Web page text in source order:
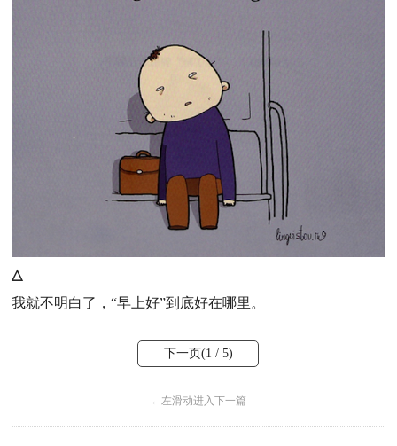
△
我就不明白了，“早上好”到底好在哪里。
下一页(1 / 5)
← 左滑动进入下一篇